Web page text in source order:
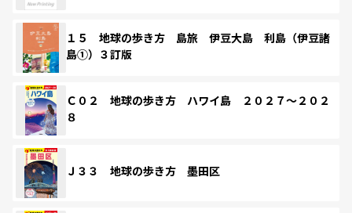
１５ 地球の歩き方 島旅 伊豆大島 利島（伊豆諸
島①）３訂版
Ｃ０２ 地球の歩き方 ハワイ島 ２０２７～２０２
８
Ｊ３３ 地球の歩き方 墨田区